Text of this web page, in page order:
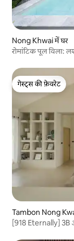
Nong Khwai में घर
रोमांटिक पूल विला:
गेस्ट्स की फ़ेवरेट
गेस्ट्स की फ़ेवरेट
Tambon Nong
[918 Eternally]